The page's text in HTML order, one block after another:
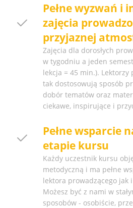
Pełne wyzwań i
zajęcia
przyjaznej
Zajęcia dla dorosłych
w tygodniu a jeden
lekcja = 45 min.). Lektorzy
tak dostosowują sposób
dobór tematów oraz
ciekawe, inspirujące i
Pełne wsparcie
etapie kursu
Każdy uczestnik kursu
metodyczną i ma pełne
lektora prowadzącego jak i
Możesz być z nami w
sposobów - osobiście,